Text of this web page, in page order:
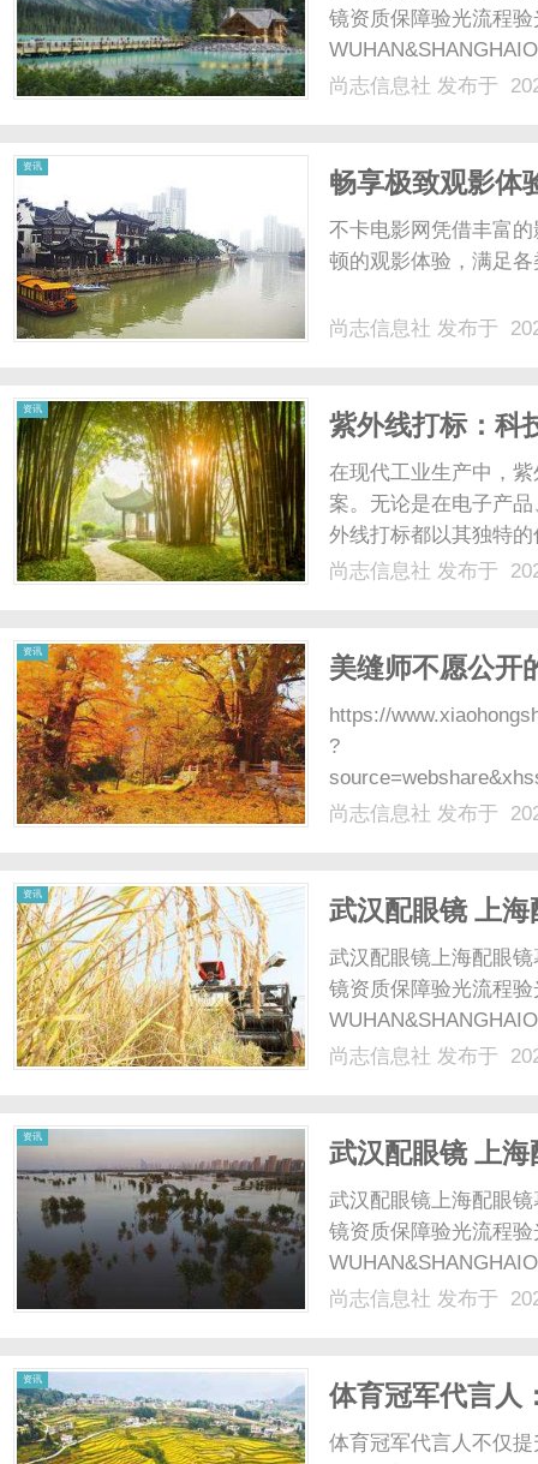
镜资质保障验光流程
配镜的写字楼眼镜店
尚志信息社 发布于
资讯
畅享极致观影体
源
不卡电影网凭借丰富
顿的观影体验，满足
尚志信息社 发布于
资讯
紫外线打标：科
在现代工业生产中，
案。无论是在电子产
外线打标都以其独特
原理、优势、应用领
尚志信息社 发布于
资讯
美缝师不愿公开
https://
?
尚志信息社 发布于
资讯
武汉配眼镜 上海
武汉配眼镜上海配眼
镜资质保障验光流程
配镜的写字楼眼镜店
尚志信息社 发布于
资讯
武汉配眼镜 上海
武汉配眼镜上海配眼
镜资质保障验光流程
配镜的写字楼眼镜店
尚志信息社 发布于
资讯
体育冠军代言人
之路
体育冠军代言人不仅